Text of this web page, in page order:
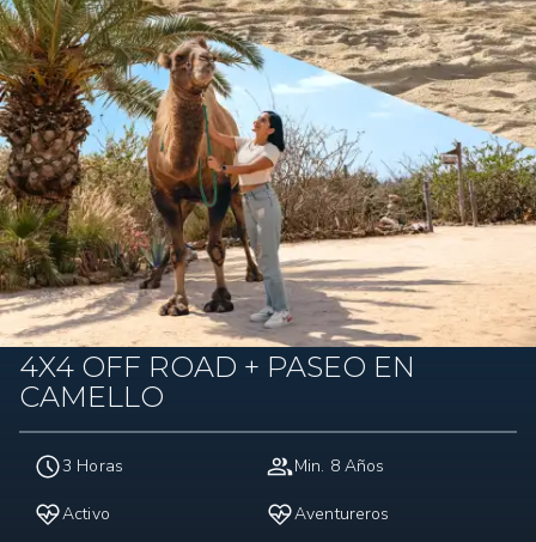
4X4 OFF ROAD + PASEO EN
CAMELLO
3 Horas Min. 8 Años
Activo Aventureros